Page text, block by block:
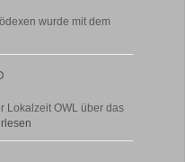
wurde mit dem
Lokalzeit OWL über das